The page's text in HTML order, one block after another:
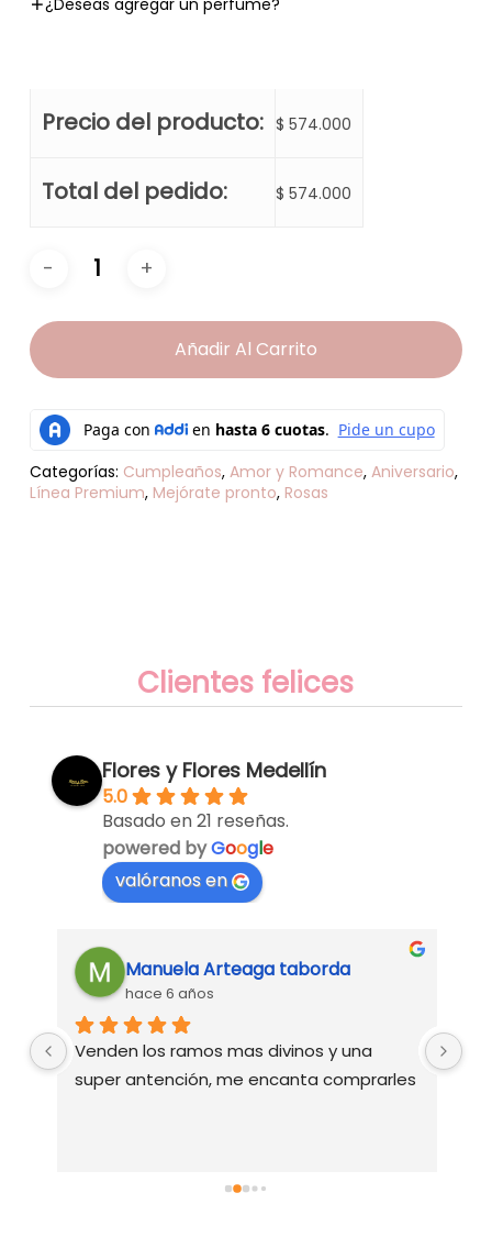
Precio del producto: $ 574.000
Total del pedido: $ 574.000
Añadir Al Carrito
Categorías: Cumpleaños, Amor y Romance, Aniversario,
Línea Premium, Mejórate pronto, Rosas
Clientes felices
Flores y Flores Medellín
5.0
Basado en 21 reseñas.
powered byGoogle
valóranos en
Manuela Arteaga taborda
hace 6 años
Venden los ramos mas divinos y una
super antención, me encanta comprarles